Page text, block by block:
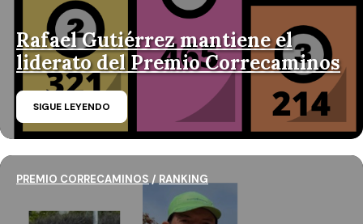
Rafael Gutiérrez mantiene el
liderato del Premio Correcaminos
SIGUE LEYENDO
PREMIO CORRECAMINOS / RANKING